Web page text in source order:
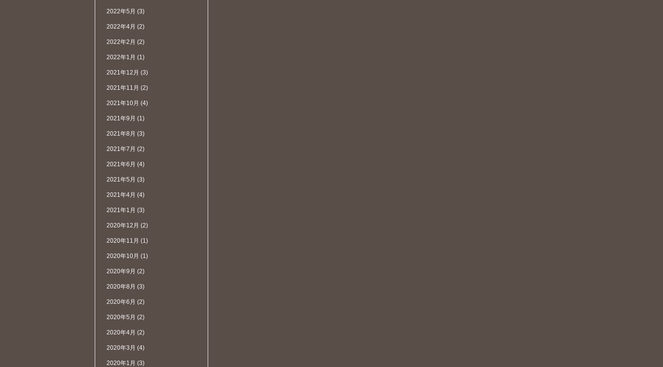
2022年5月 (3)
2022年4月 (2)
2022年2月 (2)
2022年1月 (1)
2021年12月 (3)
2021年11月 (2)
2021年10月 (4)
2021年9月 (1)
2021年8月 (3)
2021年7月 (2)
2021年6月 (4)
2021年5月 (3)
2021年4月 (4)
2021年1月 (3)
2020年12月 (2)
2020年11月 (1)
2020年10月 (1)
2020年9月 (2)
2020年8月 (3)
2020年6月 (2)
2020年5月 (2)
2020年4月 (2)
2020年3月 (4)
2020年1月 (3)